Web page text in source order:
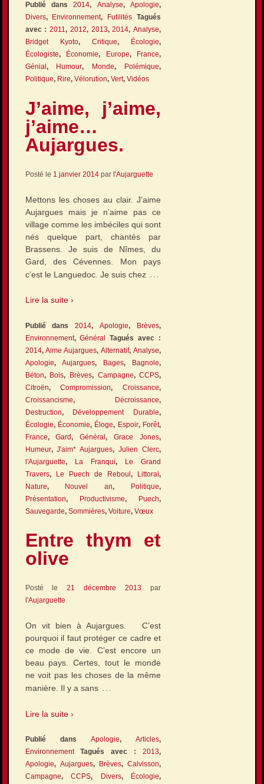
Publié dans2014, Analyse,Apologie,
Divers, Environnement, Futilités Tagués
avec :2011, 2012, 2013,2014,Analyse,
Bridget Kyoto, Critique, Écologie,
Écologiste, Économie, Europe, France,
Génial , Humour, Monde, Polémique,
Politique, Rire, Vélorution, Vert, Vidéos
J’aime, j’aime,
j’aime…
Aujargues.
Posté le 1 janvier 2014par l'Aujarguette
Mettons les choses au clair. J’aime
Aujargues mais je n’aime pas ce
village comme les imbéciles qui sont
nés quelque part, chantés par
Brassens. Je suis de Nîmes, du
Gard, des Cévennes. Mon pays
c’est le Languedoc. Je suis chez …
Lire la suite ›
Publié dans2014,Apologie, Brèves,
Environnement,Général Tagués avec :
2014,Aime Aujargues,Alternatif,Analyse,
Apologie,Aujargues, Bages, Bagnole,
Béton, Bois, Brèves, Campagne,CCPS,
Citroën,Compromission,Croissance,
Croissancisme, Décroissance,
Destruction, Développement Durable,
Écologie, Économie, Éloge, Espoir, Forêt,
France,Gard,Général,Grace Jones,
Humeur,J'aim* Aujargues,Julien Clerc,
l'Aujarguette, La Franqui, Le Grand
Travers, Le Puech de Reboul, Littoral,
Nature, Nouvel an, Politique,
Présentation, Productivisme, Puech,
Sauvegarde, Sommières, Voiture, Vœux
Entre thym et
olive
Posté le21 décembre 2013 par
l'Aujarguette
On vit bien à Aujargues. C’est
pourquoi il faut protéger ce cadre et
ce mode de vie. C’est encore un
beau pays. Certes, tout le monde
ne voit pas les choses de la même
manière. Il y a sans …
Lire la suite ›
Publié dans Apologie,Articles,
EnvironnementTagués avec :2013,
Apologie, Aujargues, Brèves,Calvisson,
Campagne,CCPS, Divers, Écologie,